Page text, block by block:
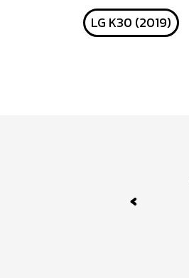
LG K30 (2019)
Previous